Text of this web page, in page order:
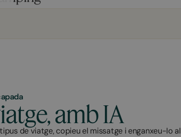
amb IA
de viatge, copieu el missatge i enganxeu-lo al